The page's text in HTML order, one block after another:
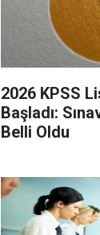
2026 KPSS
Başladı:
Belli Oldu